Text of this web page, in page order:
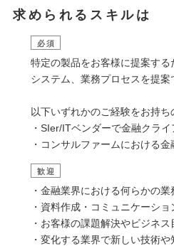
求められるスキルは
必須
特定の製品をお客様に提案する
システム、業務プロセスを提案
以下いずれかのご経験をお持ち
・SIer/ITベンダーで金融クラ
・コンサルファームにおける
歓迎
・金融業界における何らかの
・資料作成・コミュニケーシ
・お客様の課題解決やビジネ
・変化する業界で新しい技術